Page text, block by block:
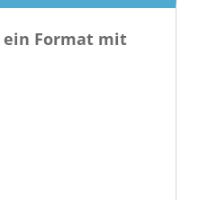
ein Format mit